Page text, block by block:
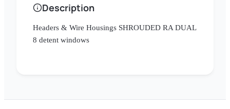
Description
Headers & Wire Housings SHROUDED RA DUAL
8 detent windows